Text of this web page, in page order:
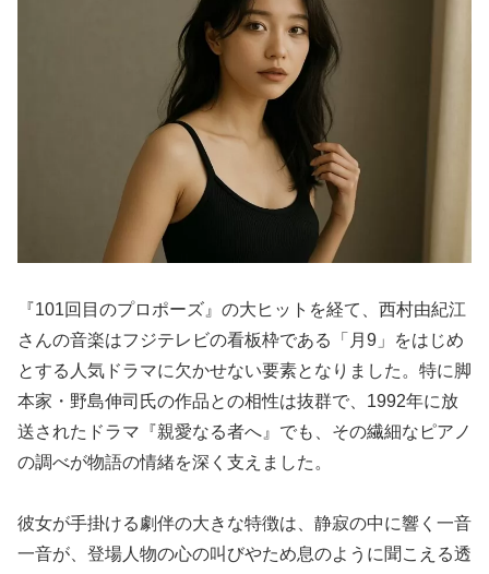
『101回目のプロポーズ』の大ヒットを経て、西村由紀江
さんの音楽はフジテレビの看板枠である「月9」をはじめ
とする人気ドラマに欠かせない要素となりました。特に脚
本家・野島伸司氏の作品との相性は抜群で、1992年に放
送されたドラマ『親愛なる者へ』でも、その繊細なピアノ
の調べが物語の情緒を深く支えました。
彼女が手掛ける劇伴の大きな特徴は、静寂の中に響く一音
一音が、登場人物の心の叫びやため息のように聞こえる透